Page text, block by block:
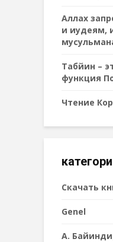
Аллах
и иудеям,
Табйин –
функция
Чтение
Cкачать
Genel
А.